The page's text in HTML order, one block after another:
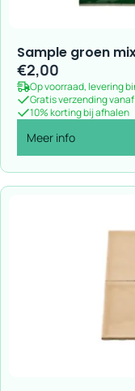
Sample groen
€2,00
Op voorraad, levering
Gratis verzending
10% korting bij afhalen
Meer info